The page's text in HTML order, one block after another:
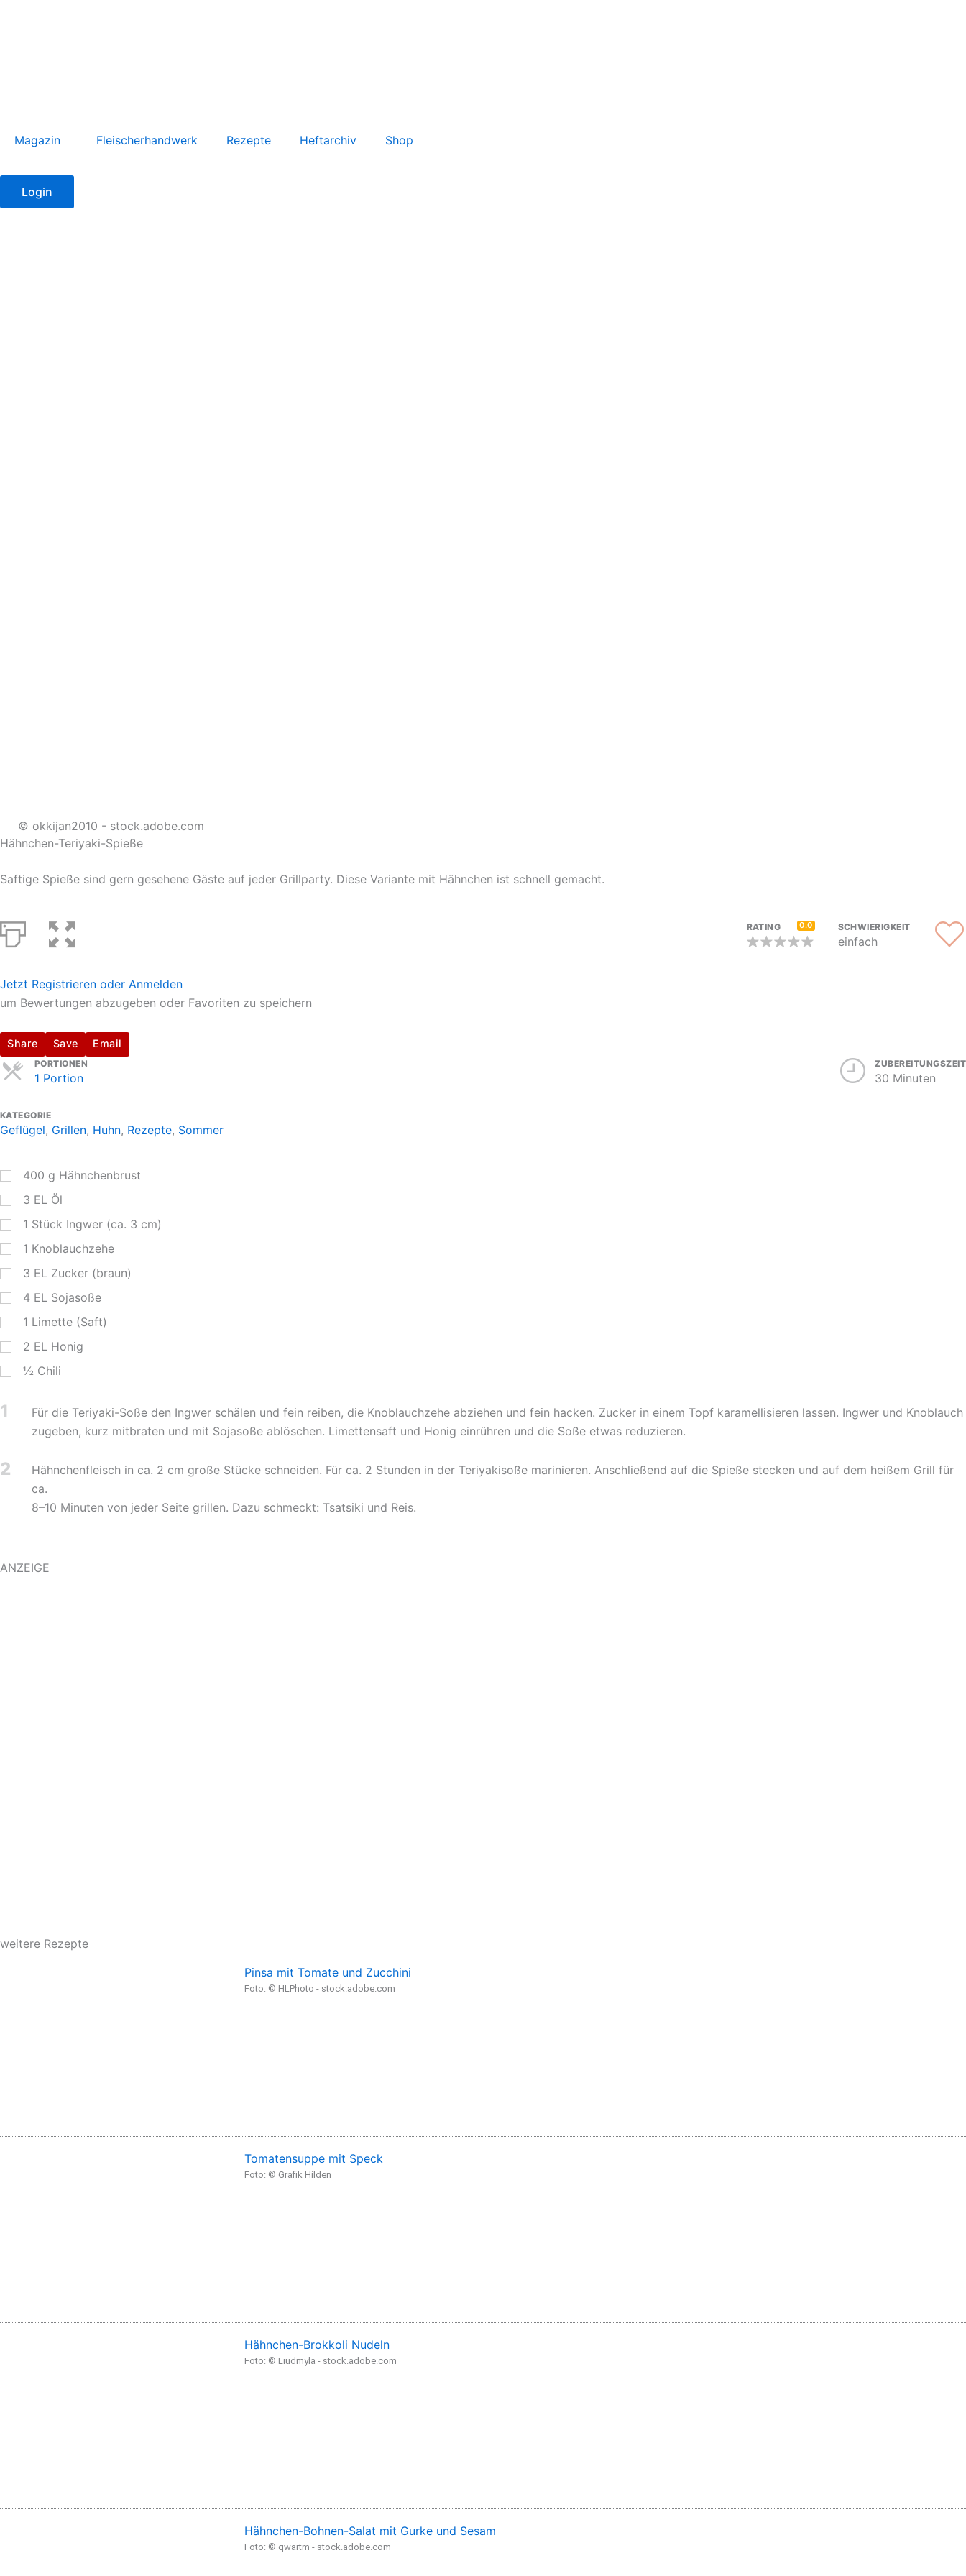
Magazin Fleischerhandwerk Rezepte Heftarchiv Shop
Login
© okkijan2010 - stock.adobe.com
Hähnchen-Teriyaki-Spieße
Saftige Spieße sind gern gesehene Gäste auf jeder Grillparty. Diese Variante mit Hähnchen ist schnell gemacht.
RATING 0.0 SCHWIERIGKEIT
einfach
Jetzt Registrieren oder Anmelden
um Bewertungen abzugeben oder Favoriten zu speichern
Share Save Email
PORTIONEN
1 Portion
Servings ZUBEREITUNGSZEIT
30 Minuten
KATEGORIE
Geflügel, Grillen, Huhn, Rezepte, Sommer
400 g Hähnchenbrust
3 EL Öl
1 Stück Ingwer (ca. 3 cm)
1 Knoblauchzehe
3 EL Zucker (braun)
4 EL Sojasoße
1 Limette (Saft)
2 EL Honig
½ Chili
1
Für die Teriyaki-Soße den Ingwer schälen und fein reiben, die Knoblauchzehe abziehen und fein hacken. Zucker in einem Topf karamellisieren lassen. Ingwer und Knoblauch
zugeben, kurz mitbraten und mit Sojasoße ablöschen. Limettensaft und Honig einrühren und die Soße etwas reduzieren.
2
Hähnchenfleisch in ca. 2 cm große Stücke schneiden. Für ca. 2 Stunden in der Teriyakisoße marinieren. Anschließend auf die Spieße stecken und auf dem heißem Grill für
ca.
8–10 Minuten von jeder Seite grillen. Dazu schmeckt: Tsatsiki und Reis.
ANZEIGE
weitere Rezepte
Pinsa mit Tomate und Zucchini
Foto: © HLPhoto - stock.adobe.com
Tomatensuppe mit Speck
Foto: © Grafik Hilden
Hähnchen-Brokkoli Nudeln
Foto: © Liudmyla - stock.adobe.com
Hähnchen-Bohnen-Salat mit Gurke und Sesam
Foto: © qwartm - stock.adobe.com